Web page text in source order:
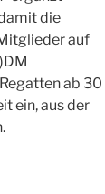
die
auf
ab 30
ein, aus der